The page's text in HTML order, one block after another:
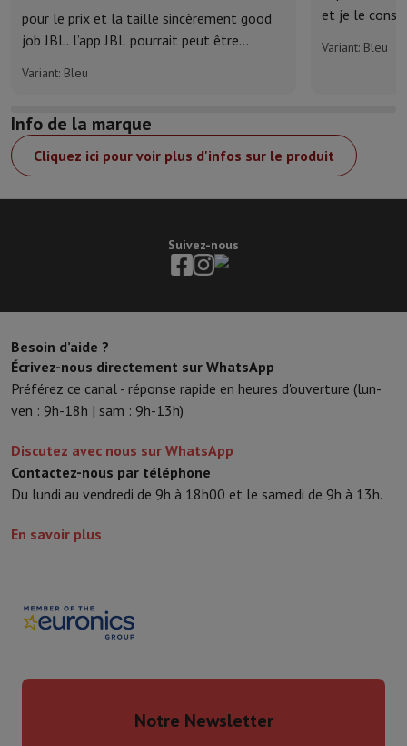
pour le prix et la taille sincèrement good
job JBL. l’app JBL pourrait peut être
Variant: Bleu
et je le
Variant: Bleu
Info de la marque
Cliquez ici pour voir plus d'infos sur le produit
Suivez-nous
Besoin d’aide ?
Écrivez-nous directement sur WhatsApp
Préférez ce canal - réponse rapide en heures d'ouverture (lun-
ven : 9h-18h | sam : 9h-13h)
Discutez avec nous sur WhatsApp
Contactez-nous par téléphone
Du lundi au vendredi de 9h à 18h00 et le samedi de 9h à 13h.
En savoir plus
Notre Newsletter